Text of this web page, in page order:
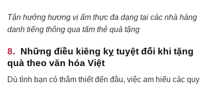
Tận hưởng hương vị ẩm thực đa dạng tại các nhà hàng
danh tiếng thông qua tấm thẻ quà tặng
Những điều kiêng kỵ tuyệt đối khi tặng
quà theo văn hóa Việt
Dù tình bạn có thắm thiết đến đâu, việc am hiểu các quy